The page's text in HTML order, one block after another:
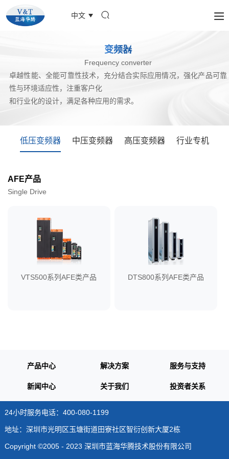
中文
变频器
Frequency converter
卓越性能、全能可靠性技术，充分结合实际应用情况，强化产品可靠
性与环境适应性，注重客户化
和行业化的设计，满足各种应用的需求。
低压变频器 中压变频器 高压变频器 行业专机
AFE产品
Single Drive
VTS500系列AFE类产品 DTS800系列AFE类产品
产品中心 解决方案 服务与支持
新闻中心 关于我们 投资者关系
24小时服务电话：400-080-1199
地址：深圳市光明区玉塘街道田寮社区智衍创新大厦2栋
Copyright ©2005 - 2023 深圳市蓝海华腾技术股份有限公司